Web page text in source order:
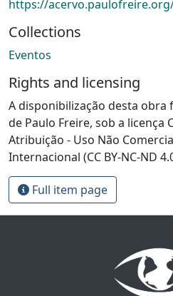
https://
Collections
Eventos
Rights and licensing
A disponibilização desta
de Paulo Freire, sob a licença
Atribuição - Uso Não
Internacional (CC BY-NC-ND
Full item page